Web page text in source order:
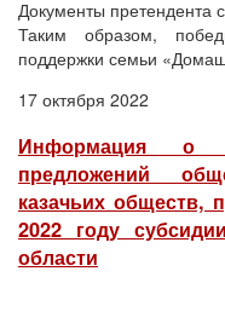
Документы претендента
Таким образом,
поддержки семьи
17 октября 2022
Информация о
предложений
казачьих обществ,
2022 году
области